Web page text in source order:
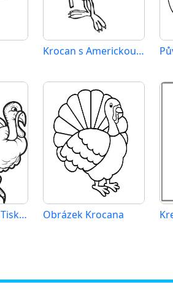
Krocan s Americkou Vlajkou
Krocan Zdarma Tisknutelný Obrázek Krocana